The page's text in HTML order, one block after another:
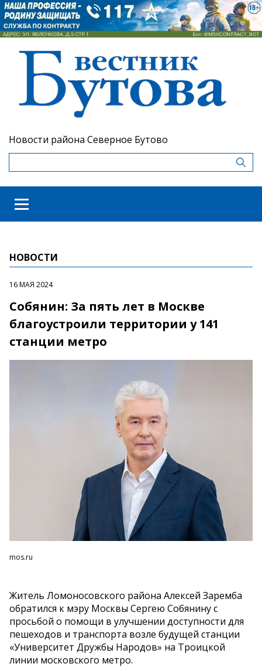
Новости района Северное Бутово
НОВОСТИ
16 МАЯ 2024
Собянин: За пять лет в Москве
благоустроили территории у 141
станции метро
mos.ru
Житель Ломоносовского района Алексей Заремба
обратился к мэру Москвы Сергею Собянину с
просьбой о помощи в улучшении доступности для
пешеходов и транспорта возле будущей станции
«Университет Дружбы Народов» на Троицкой
линии московского метро.